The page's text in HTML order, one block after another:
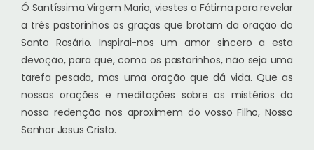
Ó Santíssima Virgem Maria, viestes a Fátima para revelar
a três pastorinhos as graças que brotam da oração do
Santo Rosário. Inspirai-nos um amor sincero a esta
devoção, para que, como os pastorinhos, não seja uma
tarefa pesada, mas uma oração que dá vida. Que as
nossas orações e meditações sobre os mistérios da
nossa redenção nos aproximem do vosso Filho, Nosso
Senhor Jesus Cristo.